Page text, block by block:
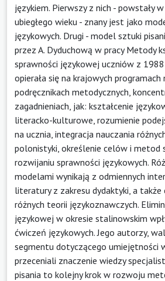
językiem. Pierwszy z nich - powstały
ubiegłego wieku - znany jest jako
językowych. Drugi - model sztuki
przez A. Dyduchową w pracy Metody
sprawności językowej uczniów z
opierała się na krajowych programach
podręcznikach metodycznych,
zagadnieniach, jak: kształcenie
literacko-kulturowe, rozumienie
na ucznia, integracja nauczania
polonistyki, określenie celów i metod
rozwijaniu sprawności językowych.
modelami wynikają z odmiennych
literatury z zakresu dydaktyki, a także
różnych teorii językoznawczych.
językowej w okresie stalinowskim
ćwiczeń językowych. Jego autorzy,
segmentu dotyczącego umiejętności
przeceniali znaczenie wiedzy
pisania to kolejny krok w rozwoju